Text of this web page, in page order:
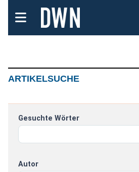
ARTIKELSUCHE
Gesuchte Wörter
Autor